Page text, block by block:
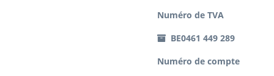
Numéro de TVA
BE0461 449 289
Numéro de compte